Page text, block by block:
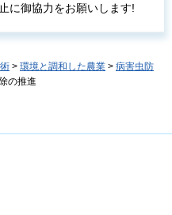
に御協力をお願いします!
> 環境と調和した農業 > 病害虫防
の推進